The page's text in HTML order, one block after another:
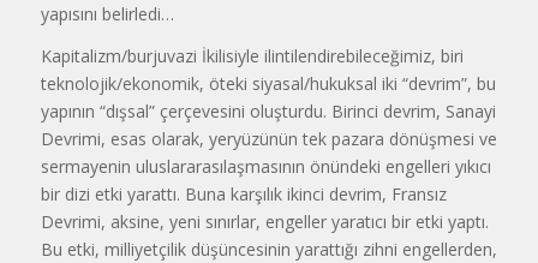
yapısını belirledi…
Kapitalizm/burjuvazi İkilisiyle ilintilendirebileceğimiz, biri
teknolojik/ekonomik, öteki siyasal/hukuksal iki “devrim”, bu
yapının “dışsal” çerçevesini oluşturdu. Birinci devrim, Sanayi
Devrimi, esas olarak, yeryüzünün tek pazara dönüşmesi ve
sermayenin uluslararasılaşmasının önündeki engelleri yıkıcı
bir dizi etki yarattı. Buna karşılık ikinci devrim, Fransız
Devrimi, aksine, yeni sınırlar, engeller yaratıcı bir etki yaptı.
Bu etki, milliyetçilik düşüncesinin yarattığı zihni engellerden,